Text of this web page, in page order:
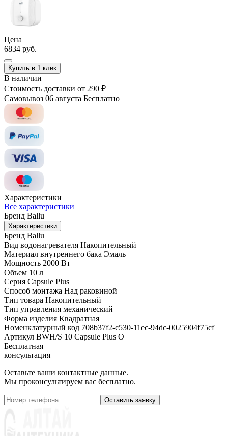
Цена
6834 руб.
Купить в 1 клик
В наличии
Стоимость доставки от 290 ₽
Самовывоз 06 августа Бесплатно
Характеристики
Все характеристики
Бренд Ballu
Характеристики
Бренд Ballu
Вид водонагревателя Накопительный
Материал внутреннего бака Эмаль
Мощность 2000 Вт
Объем 10 л
Серия Capsule Plus
Способ монтажа Над раковиной
Тип товара Накопительный
Тип управления механический
Форма изделия Квадратная
Номенклатурный код 708b37f2-c530-11ec-94dc-0025904f75cf
Артикул BWH/S 10 Capsule Plus O
Бесплатная
консультация
Оставьте ваши контактные данные.
Мы проконсультируем вас бесплатно.
Оставить заявку